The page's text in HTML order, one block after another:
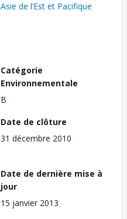
Asie de l’Est et Pacifique
Catégorie
Environnementale
B
Date de clôture
31 décembre 2010
Date de dernière mise à
jour
15 janvier 2013